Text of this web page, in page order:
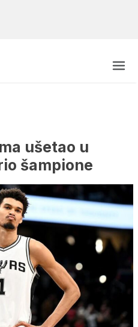
ušetao u
šampione